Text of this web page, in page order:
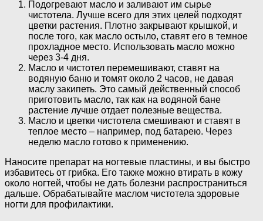
Подогревают масло и заливают им сырье
чистотела. Лучше всего для этих целей подходят
цветки растения. Плотно закрывают крышкой, и
после того, как масло остыло, ставят его в темное
прохладное место. Использовать масло можно
через 3-4 дня.
Масло и чистотел перемешивают, ставят на
водяную баню и томят около 2 часов, не давая
маслу закипеть. Это самый действенный способ
приготовить масло, так как на водяной бане
растение лучше отдает полезные вещества.
Масло и цветки чистотела смешивают и ставят в
теплое место – например, под батарею. Через
неделю масло готово к применению.
Наносите препарат на ногтевые пластины, и вы быстро
избавитесь от грибка. Его также можно втирать в кожу
около ногтей, чтобы не дать болезни распространиться
дальше. Обрабатывайте маслом чистотела здоровые
ногти для профилактики.